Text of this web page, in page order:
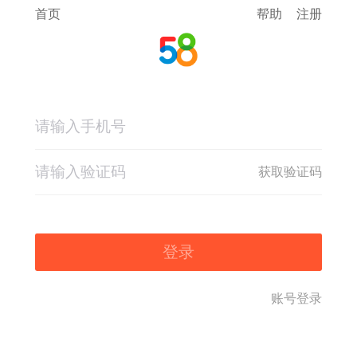
首页 帮助 注册
获取验证码
登录
账号登录